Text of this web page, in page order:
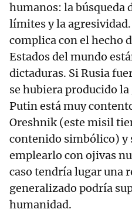
humanos: la búsqueda
límites y la agresividad.
complica con el hecho
Estados del mundo
dictaduras. Si Rusia
se hubiera producido
Putin está muy
Oreshnik (este misil
contenido simbólico) y
emplearlo con ojivas
caso tendría lugar una
generalizado podría
humanidad.